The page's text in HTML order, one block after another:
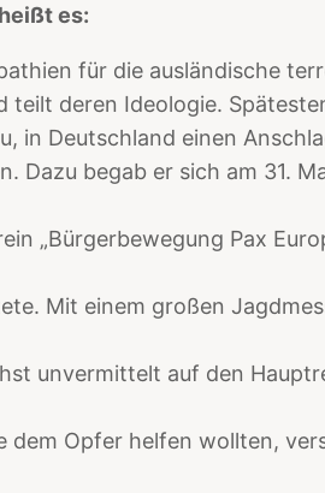
es:
für die ausländische
teilt deren Ideologie.
in Deutschland einen
Dazu begab er sich am 31.
„Bürgerbewegung Pax
Mit einem großen
unvermittelt auf den
dem Opfer helfen wollten,